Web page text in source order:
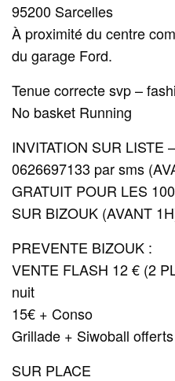
95200 Sarcelles
À proximité du centre
du garage Ford.
Tenue correcte svp –
No basket Running
INVITATION SUR LISTE
0626697133 par sms
GRATUIT POUR LES
SUR BIZOUK (AVANT
PREVENTE BIZOUK :
VENTE FLASH 12 € (2
nuit
15€ + Conso
Grillade + Siwoball
SUR PLACE